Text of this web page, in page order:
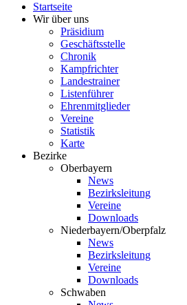
Startseite
Wir über uns
Präsidium
Geschäftsstelle
Chronik
Kampfrichter
Landestrainer
Listenführer
Ehrenmitglieder
Vereine
Statistik
Karte
Bezirke
Oberbayern
News
Bezirksleitung
Vereine
Downloads
Niederbayern/Oberpfalz
News
Bezirksleitung
Vereine
Downloads
Schwaben